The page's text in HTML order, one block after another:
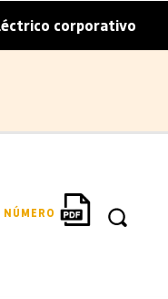
corporativo |